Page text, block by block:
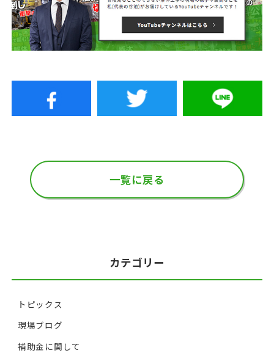
一覧に戻る
カテゴリー
トピックス
現場ブログ
補助金に関して